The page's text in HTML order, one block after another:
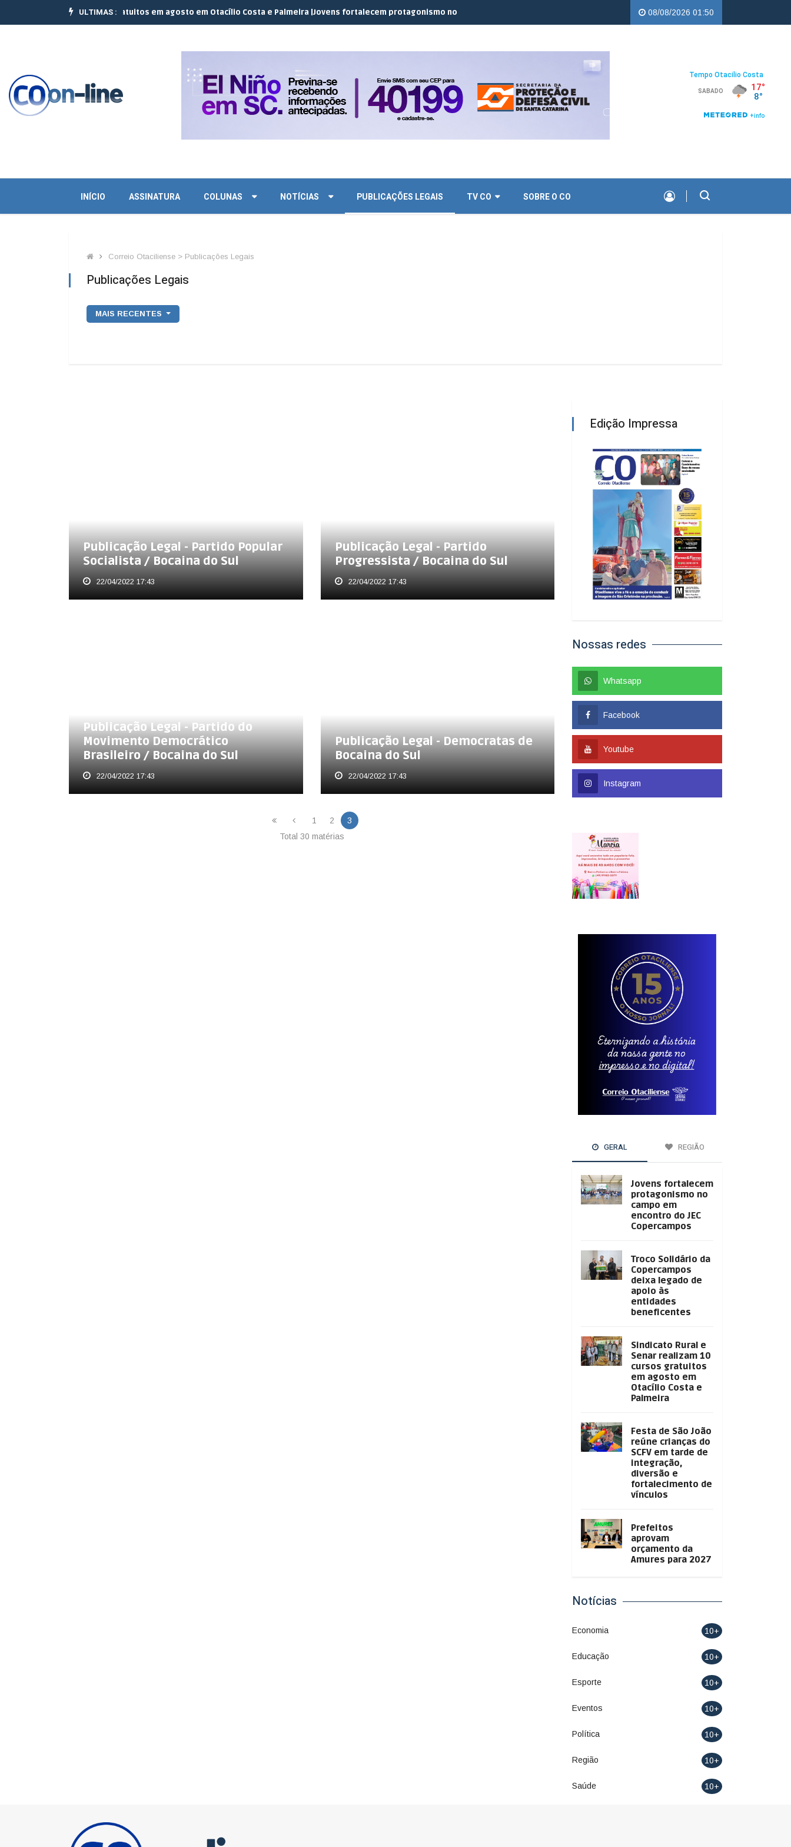
ULTIMAS :
realizam 10 cursos gratuitos em agosto em Otacílio Costa e Palmeira |Jovens fortalecem protagonismo no campo em encontro do JEC Copercampos | Troco Solidário da Copercampos deixa legado
08/08/2026 01:50
INÍCIO ASSINATURA COLUNAS NOTÍCIAS PUBLICAÇÕES LEGAIS TV CO SOBRE O CO
Correio Otaciliense > Publicações Legais
Publicações Legais
MAIS RECENTES
Publicação Legal - Partido Popular
Socialista / Bocaina do Sul
22/04/2022 17:43
Publicação Legal - Partido
Progressista / Bocaina do Sul
22/04/2022 17:43
Publicação Legal - Partido do
Movimento Democrático
Brasileiro / Bocaina do Sul
22/04/2022 17:43
Publicação Legal - Democratas de
Bocaina do Sul
22/04/2022 17:43
1 2
3
Total 30 matérias
Edição Impressa
Nossas redes
Whatsapp
Facebook
Youtube
Instagram
GERAL REGIÃO
Jovens fortalecem
protagonismo no
campo em
encontro do JEC
Copercampos
Troco Solidário da
Copercampos
deixa legado de
apoio às
entidades
beneficentes
Sindicato Rural e
Senar realizam 10
cursos gratuitos
em agosto em
Otacílio Costa e
Palmeira
Festa de São João
reúne crianças do
SCFV em tarde de
integração,
diversão e
fortalecimento de
vínculos
Prefeitos
aprovam
orçamento da
Amures para 2027
Notícias
Economia 10+
Educação 10+
Esporte 10+
Eventos 10+
Política 10+
Região 10+
Saúde 10+